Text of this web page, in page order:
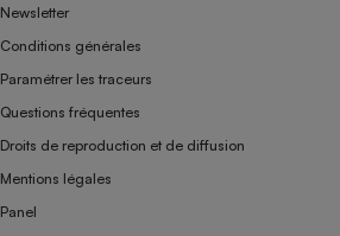
Newsletter
Conditions générales
Paramétrer les traceurs
Questions fréquentes
Droits de reproduction et de diffusion
Mentions légales
Panel